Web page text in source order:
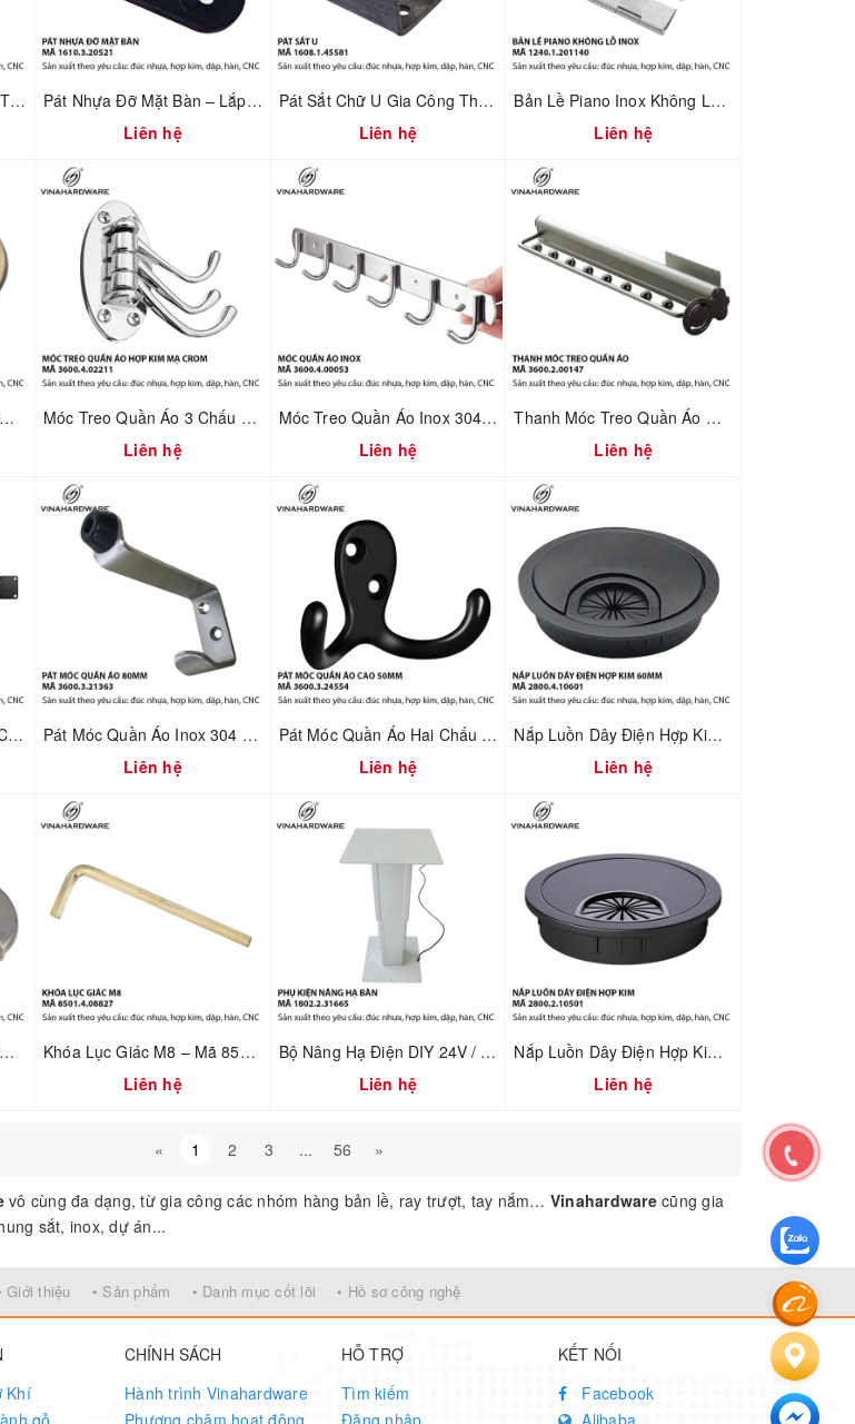
Pát Nhựa Chêm Chân Nội Thất – Xử Lý Nền Không Phẳng | Mã 1610.3.20800
Pát Nhựa Đỡ Mặt Bàn – Lắp Ráp Nhanh & Chuẩn Khoảng Hở | Mã 1610.3.20521
Liên hệ
Pát Sắt Chữ U Gia Công Theo Yêu Cầu – Liên Kết Ngành Gỗ & Cơ Khí | Mã 1608.1.45581
Liên hệ
Bản Lề Piano Inox Không Lỗ – Sản Xuất Theo MOQ | Mã 1240.1.50160
Liên hệ
Nắp Luồn Dây Điện Phi 50mm Hợp Kim Đúc Xi Mạ Giả Cổ – Mã 2800.2.00502
Móc Treo Quần Áo 3 Chấu Gấp Xếp Mạ Crom – Gắn Tường | Mã 3600.4.02211
Liên hệ
Móc Treo Quần Áo Inox 304 Gắn Tường – Dùng Cho Nhà Tắm & Nhà Bếp | Mã 3600.4.00053
Liên hệ
Thanh Móc Treo Quần Áo Gắn Nóc Tủ Dài 480mm – Vinahardware | Mã 3600.2.00147
Liên hệ
Bộ Phụ Kiện Chống Cong Cửa Tủ – Điều Chỉnh Cánh Cửa | Mã 3500.2.00007
Pát Móc Quần Áo Inox 304 Không Rỉ Tích Hợp Chặn Cửa – Dài 80mm | Mã 3600.3.21363
Liên hệ
Pát Móc Quần Áo Hai Chấu Màu Đen Cao 50mm – Vinahardware | Mã 3600.3.24554
Liên hệ
Nắp Luồn Dây Điện Hợp Kim Phi 60mm Sơn Đen – Mã 2800.4.10601
Liên hệ
– Hợp Kim Đúc Xi Mạ Nikel Xước Mờ | Mã 2800.2.00359
Khóa Lục Giác M8 – Mã 8501.4.08827
Liên hệ
Bộ Nâng Hạ Điện DIY 24V / 220V – Cơ Cấu Nâng Bàn Tatami – Mã 1802.2.31665
Liên hệ
Nắp Luồn Dây Điện Hợp Kim Đúc Sơn Đen – Mã 2800.2.10501
Liên hệ
« 1 2 3 ... 56 »
vô cùng đa dạng, từ gia công các nhóm hàng bản lề, ray trượt, tay nắm… Vinahardwarecũng gia
sắt, inox, dự án...
Giới thiệu • Sản phẩm • Danh mục cốt lõi • Hồ sơ công nghệ
Khí
CHÍNH SÁCH
Hành trình Vinahardware
HỖ TRỢ
Tìm kiếm
KẾT NỐI
Facebook